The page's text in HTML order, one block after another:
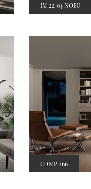
IM 22 04 NOBU
COMP 266